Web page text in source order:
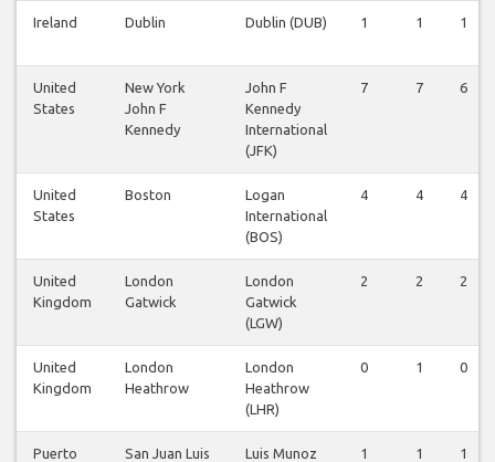
Ireland Dublin Dublin (DUB) 1 1 1
United
States
New York
John F
Kennedy
John F
Kennedy
International
(JFK)
7 7 6
United
States
Boston
Logan
International
(BOS)
4 4 4
United
Kingdom
London
Gatwick
London
Gatwick
(LGW)
2 2 2
United
Kingdom
London
Heathrow
London
Heathrow
(LHR)
0 1 0
Puerto San Juan Luis Luis Munoz 1 1 1